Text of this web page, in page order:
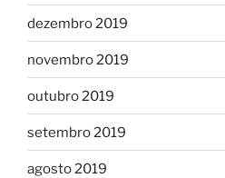
dezembro 2019
novembro 2019
outubro 2019
setembro 2019
agosto 2019